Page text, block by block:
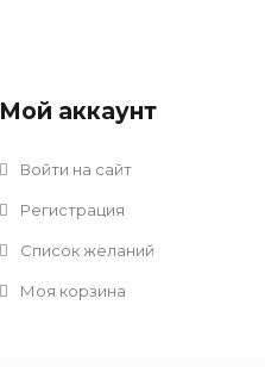
Мой аккаунт
Войти на сайт
Регистрация
Список желаний
Моя корзина